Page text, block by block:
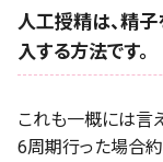
人工授精は、精
入する方法です。
これも一概には言
6周期行った場合